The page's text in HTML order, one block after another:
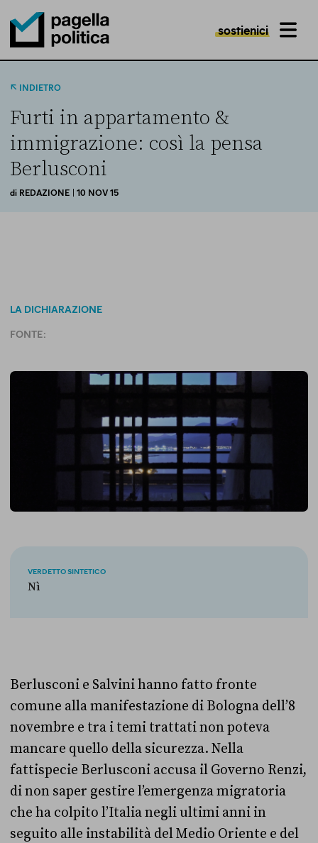
Pagella Politica Logo
sostienici MENU
INDIETRO
Furti in appartamento &
immigrazione: così la pensa
Berlusconi
di REDAZIONE | 10 NOV 15
LA DICHIARAZIONE
FONTE:
VERDETTO SINTETICO
Nì
Berlusconi e Salvini hanno fatto fronte
comune alla manifestazione di Bologna dell’8
novembre e tra i temi trattati non poteva
mancare quello della sicurezza. Nella
fattispecie Berlusconi accusa il Governo Renzi,
di non saper gestire l’emergenza migratoria
che ha colpito l’Italia negli ultimi anni in
seguito alle instabilità del Medio Oriente e del